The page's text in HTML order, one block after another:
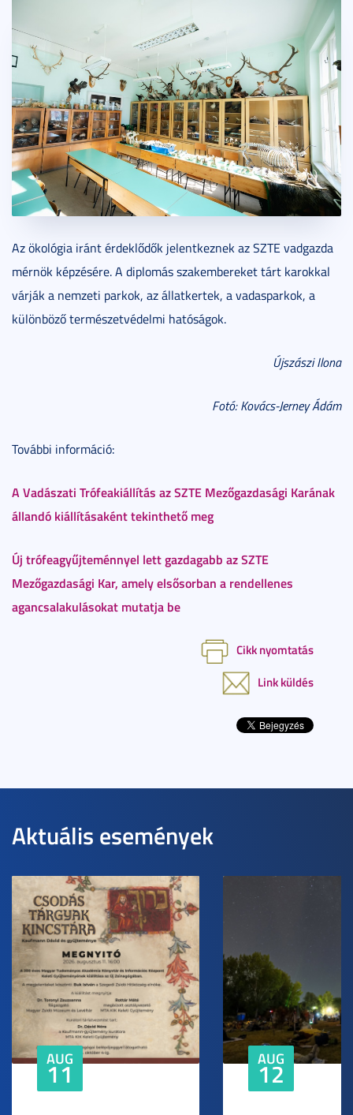
Az ökológia iránt érdeklődők jelentkeznek az SZTE vadgazda
mérnök képzésére. A diplomás szakembereket tárt karokkal
várják a nemzeti parkok, az állatkertek, a vadasparkok, a
különböző természetvédelmi hatóságok.
Újszászi Ilona
Fotó: Kovács-Jerney Ádám
További információ:
A Vadászati Trófeakiállítás az SZTE Mezőgazdasági Karának
állandó kiállításaként tekinthető meg
Új trófeagyűjteménnyel lett gazdagabb az SZTE
Mezőgazdasági Kar, amely elsősorban a rendellenes
agancsalakulásokat mutatja be
Cikk nyomtatás
Link küldés
Aktuális események
AUG
11 AUG
12